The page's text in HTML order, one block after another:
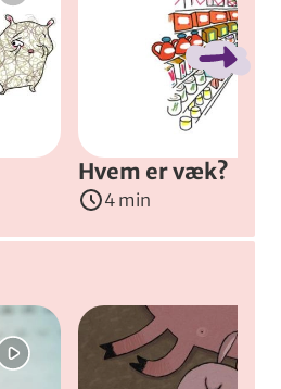
Hvem er væk?
4 min